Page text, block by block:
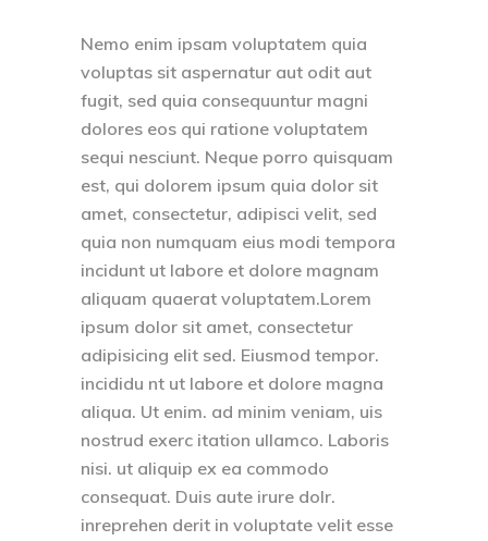
Nemo enim ipsam voluptatem quia
voluptas sit aspernatur aut odit aut
fugit, sed quia consequuntur magni
dolores eos qui ratione voluptatem
sequi nesciunt. Neque porro quisquam
est, qui dolorem ipsum quia dolor sit
amet, consectetur, adipisci velit, sed
quia non numquam eius modi tempora
incidunt ut labore et dolore magnam
aliquam quaerat voluptatem.Lorem
ipsum dolor sit amet, consectetur
adipisicing elit sed. Eiusmod tempor.
incididu nt ut labore et dolore magna
aliqua. Ut enim. ad minim veniam, uis
nostrud exerc itation ullamco. Laboris
nisi. ut aliquip ex ea commodo
consequat. Duis aute irure dolr.
inreprehen derit in voluptate velit esse